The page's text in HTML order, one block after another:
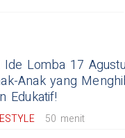
Ide Lomba 17
Anak yang
Edukatif!
50 menit